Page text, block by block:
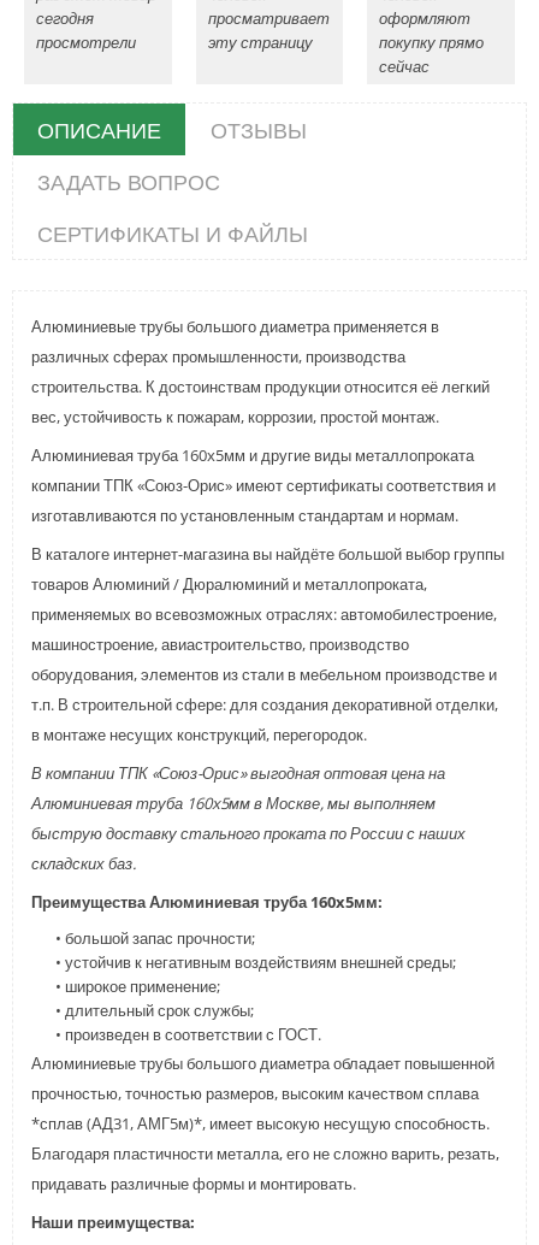
сегодня
просмотрели
просматривает
эту страницу
оформляют
покупку прямо
сейчас
ОПИСАНИЕ
ОТЗЫВЫ
ЗАДАТЬ ВОПРОС
СЕРТИФИКАТЫ И ФАЙЛЫ
Алюминиевые трубы большого диаметра применяется в
различных сферах промышленности, производства
строительства. К достоинствам продукции относится её легкий
вес, устойчивость к пожарам, коррозии, простой монтаж.
Алюминиевая труба 160x5мм и другие виды металлопроката
компании ТПК «Союз-Орис» имеют сертификаты соответствия и
изготавливаются по установленным стандартам и нормам.
В каталоге интернет-магазина вы найдёте большой выбор группы
товаров Алюминий / Дюралюминий и металлопроката,
применяемых во всевозможных отраслях: автомобилестроение,
машиностроение, авиастроительство, производство
оборудования, элементов из стали в мебельном производстве и
т.п. В строительной сфере: для создания декоративной отделки,
в монтаже несущих конструкций, перегородок.
В компании ТПК «Союз-Орис» выгодная оптовая цена на
Алюминиевая труба 160x5мм в Москве, мы выполняем
быструю доставку стального проката по России с наших
складских баз.
Преимущества Алюминиевая труба 160x5мм:
• большой запас прочности;
• устойчив к негативным воздействиям внешней среды;
• широкое применение;
• длительный срок службы;
• произведен в соответствии с ГОСТ.
Алюминиевые трубы большого диаметра обладает повышенной
прочностью, точностью размеров, высоким качеством сплава
*сплав (АД31, АМГ5м)*, имеет высокую несущую способность.
Благодаря пластичности металла, его не сложно варить, резать,
придавать различные формы и монтировать.
Наши преимущества: